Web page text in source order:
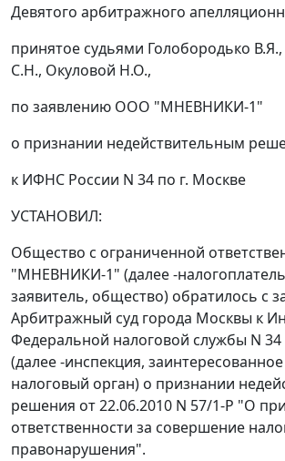
Девятого арбитражного
принятое судьями Голобородько
С.Н., Окуловой Н.О.,
по заявлению ООО "МНЕВНИКИ-1"
о признании недействительным
к ИФНС России N 34 по г. Москве
УСТАНОВИЛ:
Общество с ограниченной
"МНЕВНИКИ-1" (далее -
заявитель, общество) обратилось с
Арбитражный суд города Москвы к
Федеральной налоговой службы N 34
(далее -инспекция,
налоговый орган) о признании
решения от 22.06.2010 N 57/1-Р "О
ответственности за совершение
правонарушения".